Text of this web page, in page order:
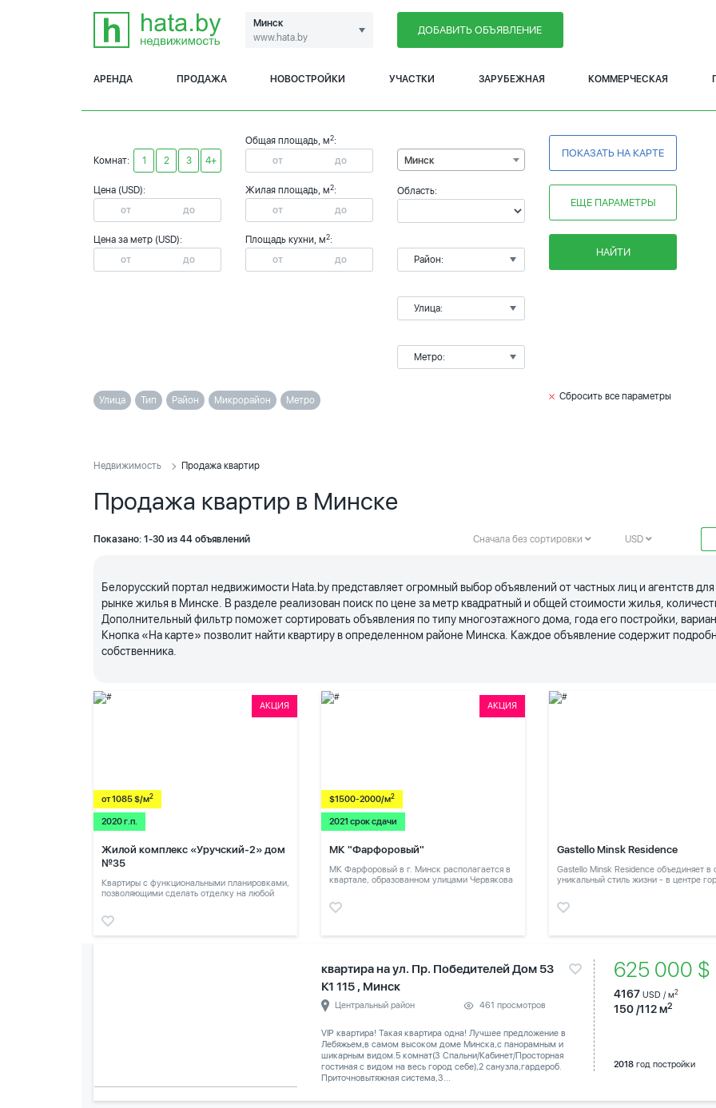
Минск
www.hata.by
ДОБАВИТЬ ОБЪЯВЛЕНИЕ
АРЕНДА ПРОДАЖА НОВОСТРОЙКИ УЧАСТКИ ЗАРУБЕЖНАЯ КОММЕРЧЕСКАЯ
Комнат: 1 2 3 4+
Цена (USD):
Цена за метр (USD):
Общая площадь, м2:
Жилая площадь, м2:
Площадь кухни, м2:
Минск
Область:
Район:
Улица:
Метро:
ПОКАЗАТЬ НА КАРТЕ
ЕЩЕ ПАРАМЕТРЫ
НАЙТИ
Улица Тип Район Микрорайон Метро Сбросить все параметры
Недвижимость Продажа квартир
Продажа квартир в Минске
Показано: 1-30 из 44 объявлений Сначала без сортировки USD
Белорусский портал недвижимости Hata.by представляет огромный выбор объявлений от частных лиц и агентств
рынке жилья в Минске. В разделе реализован поиск по цене за метр квадратный и общей стоимости жилья,
Дополнительный фильтр поможет сортировать объявления по типу многоэтажного дома, года его постройки,
Кнопка «На карте» позволит найти квартиру в определенном районе Минска. Каждое объявление содержит
собственника.
АКЦИЯ
от 1085 $/м2
2020 г.п.
Жилой комплекс «Уручский-2» дом
№35
Квартиры с функциональными планировками,
позволяющими сделать отделку на любой
АКЦИЯ
$1500-2000/м2
2021 срок сдачи
МК "Фарфоровый"
МК Фарфоровый в г. Минск располагается в
квартале, образованном улицами Червякова
Gastello Minsk Residence
Gastello Minsk Residence объединяет в
уникальный стиль жизни - в центре
квартира на ул. Пр. Победителей Дом 53
К1 115 , Минск
Центральный район 461 просмотров
VIP квартира! Такая квартира одна! Лучшее предложение в
Лебяжьем,в самом высоком доме Минска,с панорамным и
шикарным видом.5 комнат(3 Спальни/Кабинет/Просторная
гостиная с видом на весь город себе),2 санузла,гардероб.
Приточновытяжная система,3...
625 000
4167 USD / м2
150 /112 м2
2018год постройки